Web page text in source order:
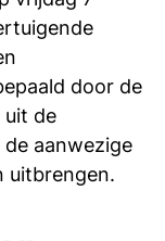
door de
uit de
aanwezige
uitbrengen.